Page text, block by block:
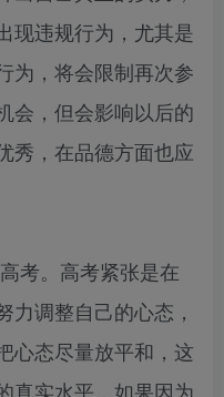
现违规行为，尤其是
为，将会限制再次参
会，但会影响以后的
秀，在品德方面也应
。高考紧张是在
力调整自己的心态，
心态尽量放平和，这
真实水平，如果因为